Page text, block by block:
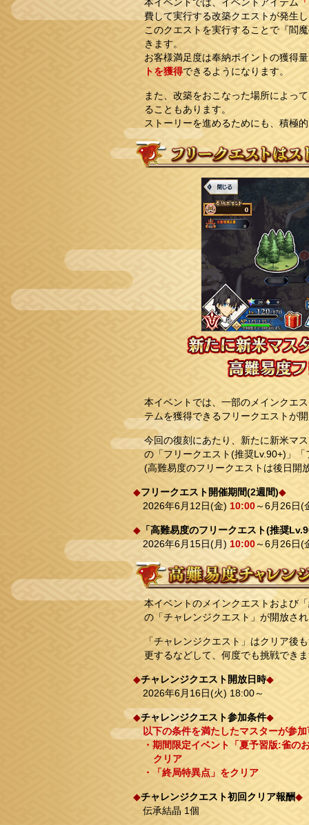
費して実行する改築クエストが発生
このクエストを実行することで『閻
きます。
お客様満足度は奉納ポイントの獲得
トを獲得できるようになります。
また、改築をおこなった場所によっ
ることもあります。
ストーリーを進めるためにも、積極
本イベントでは、一部のメインクエ
テムを獲得できるフリークエストが
今回の復刻にあたり、新たに新米マ
の「フリークエスト(推奨Lv.90+)」
(高難易度のフリークエストは後日開
◆フリークエスト開催期間(2週間)◆
2026年6月12日(金)10:00～6月26日(
◆ 「高難易度のフリークエスト(推奨
2026年6月15日(月)10:00～6月26日(
本イベントのメインクエストおよび
の「チャレンジクエスト」が開放さ
「チャレンジクエスト」はクリア後
更するなどして、何度でも挑戦でき
◆チャレンジクエスト開放日時◆
2026年6月16日(火) 18:00～
◆チャレンジクエスト参加条件◆
以下の条件を満たしたマスターが参
・期間限定イベント「夏予習版:雀の
クリア
・「終局特異点」をクリア
◆チャレンジクエスト初回クリア報酬◆
伝承結晶 1個